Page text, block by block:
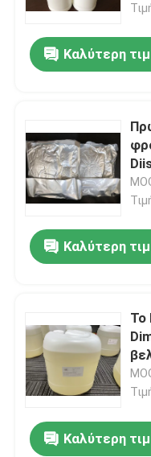
Καλύτερη
Καλύτερη
Το
τη
Καλύτερη